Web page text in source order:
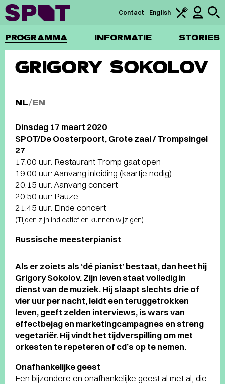
PROGRAMMA INFORMATIE STORIES
Contact English
GRIGORY SOKOLOV
NL/EN
Dinsdag 17 maart 2020
SPOT/De Oosterpoort, Grote zaal / Trompsingel
27
17.00 uur: Restaurant Tromp gaat open
19.00 uur: Aanvang inleiding (kaartje nodig)
20.15 uur: Aanvang concert
20.50 uur: Pauze
21.45 uur: Einde concert
(Tijden zijn indicatief en kunnen wijzigen)
Russische meesterpianist
Als er zoiets als ‘dé pianist’ bestaat, dan heet hij
Grigory Sokolov. Zijn leven staat volledig in
dienst van de muziek. Hij slaapt slechts drie of
vier uur per nacht, leidt een teruggetrokken
leven, geeft zelden interviews, is wars van
effectbejag en marketingcampagnes en streng
vegetariër. Hij vindt het tijdverspilling om met
orkesten te repeteren of cd’s op te nemen.
Onafhankelijke geest
Een bijzondere en onafhankelijke geest al met al, die